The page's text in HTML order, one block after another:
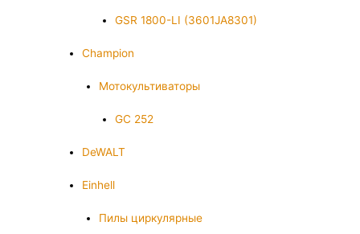
GSR 1800-LI (3601JA8301)
Champion
Мотокультиваторы
GC 252
DeWALT
Einhell
Пилы циркулярные